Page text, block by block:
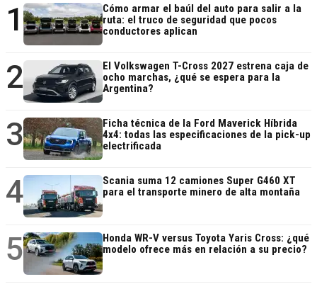
1
Cómo armar el baúl del auto para salir a la
ruta: el truco de seguridad que pocos
conductores aplican
2
El Volkswagen T-Cross 2027 estrena caja de
ocho marchas, ¿qué se espera para la
Argentina?
3
Ficha técnica de la Ford Maverick Híbrida
4x4: todas las especificaciones de la pick-up
electrificada
4
Scania suma 12 camiones Super G460 XT
para el transporte minero de alta montaña
5
Honda WR-V versus Toyota Yaris Cross: ¿qué
modelo ofrece más en relación a su precio?